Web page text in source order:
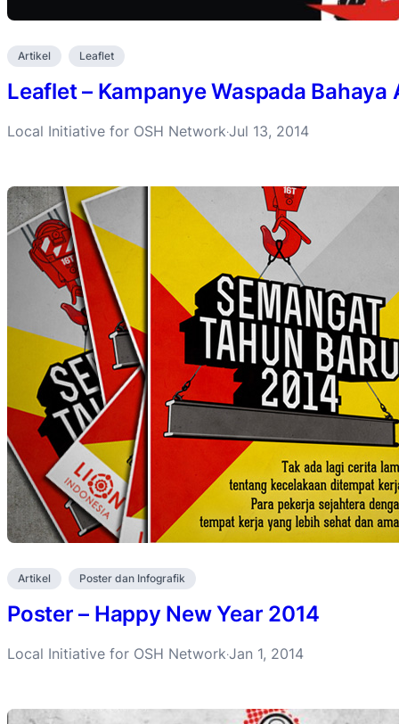
Artikel Leaflet
Leaflet – Kampanye Waspada Bahaya
Local Initiative for OSH Network·Jul 13, 2014
Artikel Poster dan Infografik
Poster – Happy New Year 2014
Local Initiative for OSH Network·Jan 1, 2014